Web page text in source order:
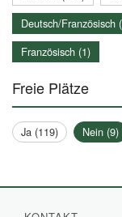
Deutsch/Französisch
Französisch (1)
Freie Plätze
Ja (119) Nein (9)